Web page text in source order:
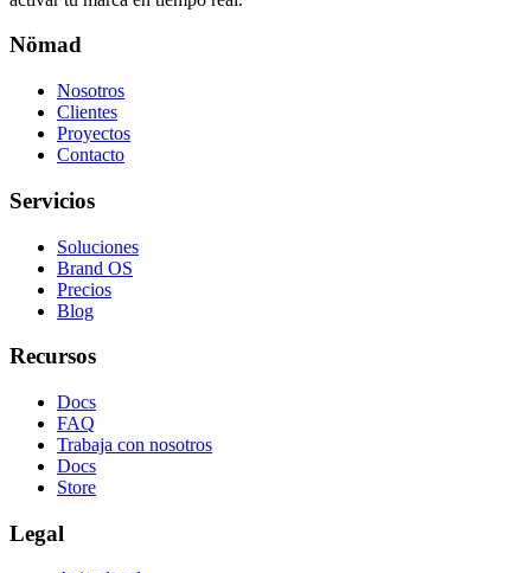
Nömad
Nosotros
Clientes
Proyectos
Contacto
Servicios
Soluciones
Brand OS
Precios
Blog
Recursos
Docs
FAQ
Trabaja con nosotros
Docs
Store
Legal